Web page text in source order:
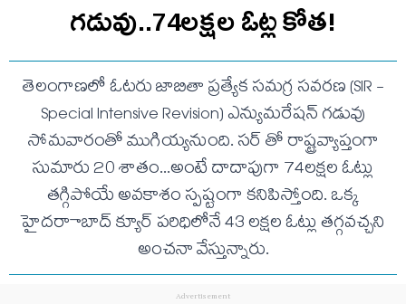
గడువు..74లక్షల ఓట్ల కోత!
తెలంగాణలో ఓటరు జాబితా ప్రత్యేక సమగ్ర సవరణ (SIR -
Special Intensive Revision) ఎన్యుమరేషన్ గడువు
సోమవారంతో ముగియ్యనుంది. సర్ తో రాష్ట్రవ్యాప్తంగా
సుమారు 20 శాతం...అంటే దాదాపుగా 74లక్షల ఓట్లు
తగ్గిపోయే అవకాశం స్పష్టంగా కనిపిస్తోంది. ఒక్క
హైదరాాబాద్ క్యూర్ పరిధిలోనే 43 లక్షల ఓట్లు తగ్గవచ్చని
అంచనా వేస్తున్నారు.